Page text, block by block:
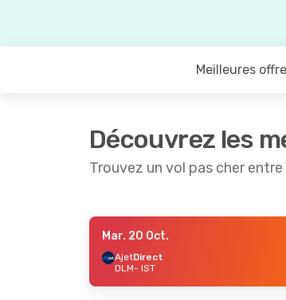
Meilleures
Découvrez les
Trouvez un vol pas cher
- Dim. 11 Oct.
Direct
Mar. 20 Oct.
AjetDirect
DLM- IST